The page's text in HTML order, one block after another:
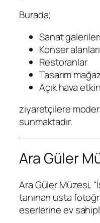
Burada;
Sanat galerileri
Konser alanları
Restoranlar
Tasarım
Açık hava
ziyaretçilere
sunmaktadır.
Ara Güler
Ara Güler Müzesi,
tanınan usta
eserlerine ev